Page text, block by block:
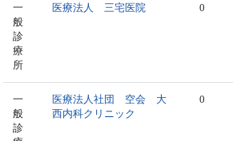
一
般
診
療
所
医療法人 三宅医院 0
一
般
診
医療法人社団 空会 大
西内科クリニック
0